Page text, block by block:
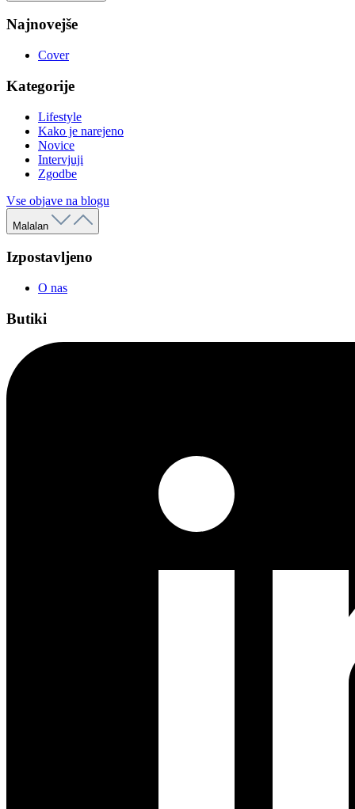
Najnovejše
Cover
Kategorije
Lifestyle
Kako je narejeno
Novice
Intervjuji
Zgodbe
Vse objave na blogu
Malalan
Izpostavljeno
O nas
Butiki